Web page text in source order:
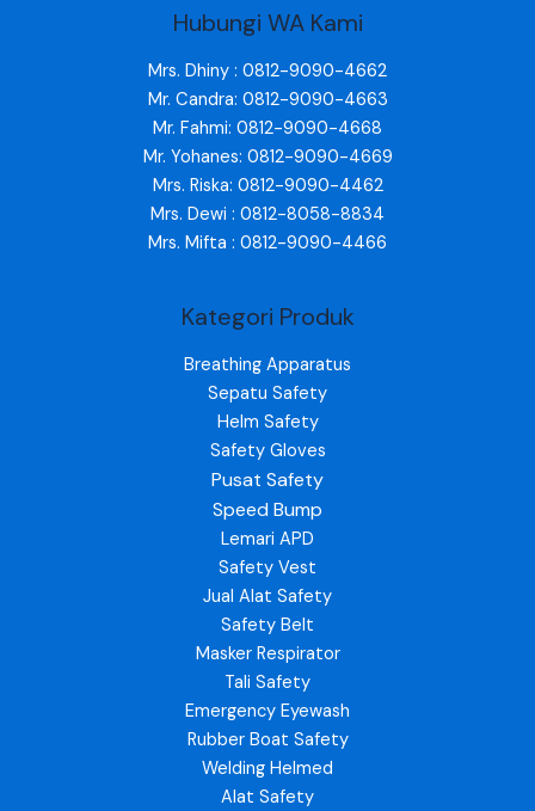
Hubungi WA Kami
Mrs. Dhiny : 0812-9090-4662
Mr. Candra: 0812-9090-4663
Mr. Fahmi: 0812-9090-4668
Mr. Yohanes: 0812-9090-4669
Mrs. Riska: 0812-9090-4462
Mrs. Dewi : 0812-8058-8834
Mrs. Mifta : 0812-9090-4466
Kategori Produk
Breathing Apparatus
Sepatu Safety
Helm Safety
Safety Gloves
Pusat Safety
Speed Bump
Lemari APD
Safety Vest
Jual Alat Safety
Safety Belt
Masker Respirator
Tali Safety
Emergency Eyewash
Rubber Boat Safety
Welding Helmed
Alat Safety